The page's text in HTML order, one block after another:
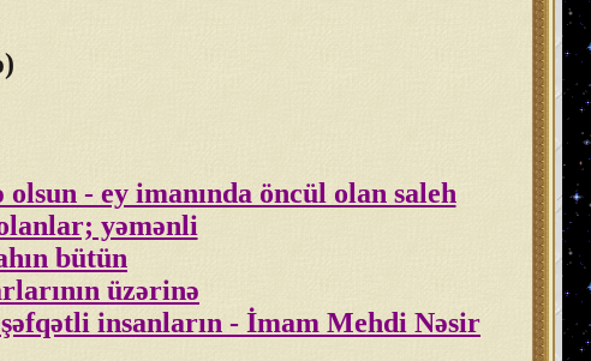
- ey imanında öncül olan saleh
yəmənli
bütün
üzərinə
insanların - İmam Mehdi Nəsir